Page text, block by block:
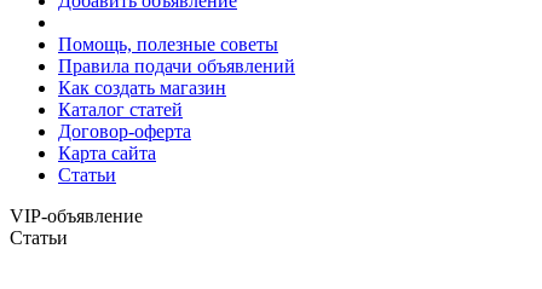
Помощь, полезные советы
Правила подачи объявлений
Как создать магазин
Каталог статей
Договор-оферта
Карта сайта
Статьи
VIP-объявление
Статьи